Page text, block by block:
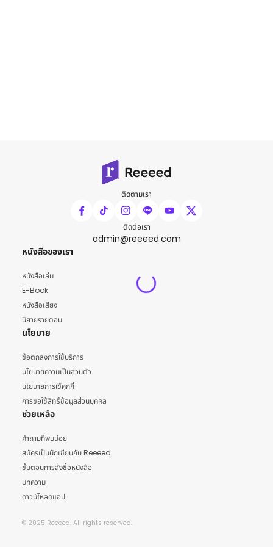
ติดตามเรา
ติดต่อเรา
admin@reeeed.com
หนังสือของเรา
หนังสือเล่ม
E-Book
หนังสือเสียง
นิยายรายตอน
นโยบาย
ข้อตกลงการใช้บริการ
นโยบายความเป็นส่วนตัว
นโยบายการใช้คุกกี้
การขอใช้สิทธิ์ข้อมูลส่วนบุคคล
ช่วยเหลือ
คำถามที่พบบ่อย
สมัครเป็นนักเขียนกับ Reeeed
ขั้นตอนการสั่งซื้อหนังสือ
บทความ
ดาวน์โหลดแอป
© 2025 Reeeed. All rights reserved.